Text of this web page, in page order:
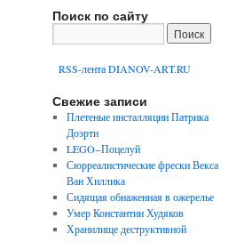
Поиск по сайту
RSS-лента DIANOV-ART.RU
Свежие записи
Плетеные инсталляции Патрика
Доэрти
LEGO−Поцелуй
Сюрреалистические фрески Векса
Ван Хиллика
Сидящая обнаженная в ожерелье
Умер Константин Худяков
Хранилище деструктивной